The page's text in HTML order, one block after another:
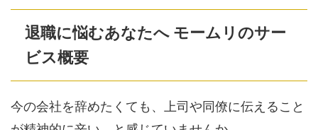
退職に悩むあなたへ モームリのサー
ビス概要
今の会社を辞めたくても、上司や同僚に伝えること